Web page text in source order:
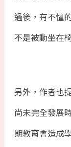
過後，有不懂
不是被動坐在
另外，作者也
尚未完全發展
期教育會造成